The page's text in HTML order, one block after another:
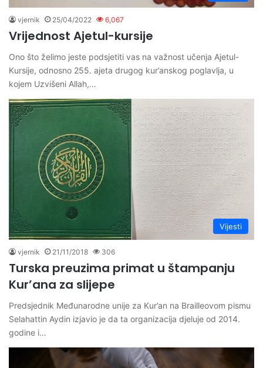
vjernik 25/04/2022 6,067
Vrijednost Ajetul-kursije
Ono što želimo jeste podsjetiti vas na važnost učenja Ajetul-
Kursije, odnosno 255. ajeta drugog kur’anskog poglavlja, u
kojem Uzvišeni Allah,…
Vijesti
vjernik 21/11/2018 306
Turska preuzima primat u štampanju
Kur’ana za slijepe
Predsjednik Međunarodne unije za Kur’an na Brailleovom pismu
Selahattin Aydin izjavio je da ta organizacija djeluje od 2014.
godine i…